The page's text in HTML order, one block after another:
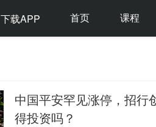
下载APP 首页 课程
中国平安罕见涨停，招行
得投资吗？